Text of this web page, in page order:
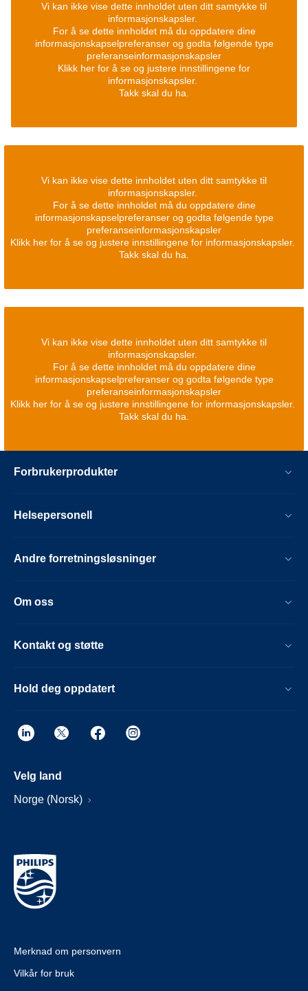
Vi kan ikke vise dette innholdet uten ditt samtykke til
informasjonskapsler.
For å se dette innholdet må du oppdatere dine
informasjonskapselpreferanser og godta følgende type
preferanseinformasjonskapsler
Klikk her for å se og justere innstillingene for
informasjonskapsler.
Takk skal du ha.
Vi kan ikke vise dette innholdet uten ditt samtykke til
informasjonskapsler.
For å se dette innholdet må du oppdatere dine
informasjonskapselpreferanser og godta følgende type
preferanseinformasjonskapsler
Klikk her for å se og justere innstillingene for informasjonskapsler.
Takk skal du ha.
Vi kan ikke vise dette innholdet uten ditt samtykke til
informasjonskapsler.
For å se dette innholdet må du oppdatere dine
informasjonskapselpreferanser og godta følgende type
preferanseinformasjonskapsler
Klikk her for å se og justere innstillingene for informasjonskapsler.
Takk skal du ha.
Forbrukerprodukter
Helsepersonell
Andre forretningsløsninger
Om oss
Kontakt og støtte
Hold deg oppdatert
Velg land
Norge (Norsk)
Merknad om personvern
Vilkår for bruk